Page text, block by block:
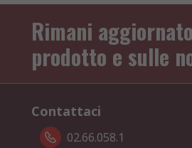
Rimani
prodotto e sulle
Contattaci
02.66.058.1